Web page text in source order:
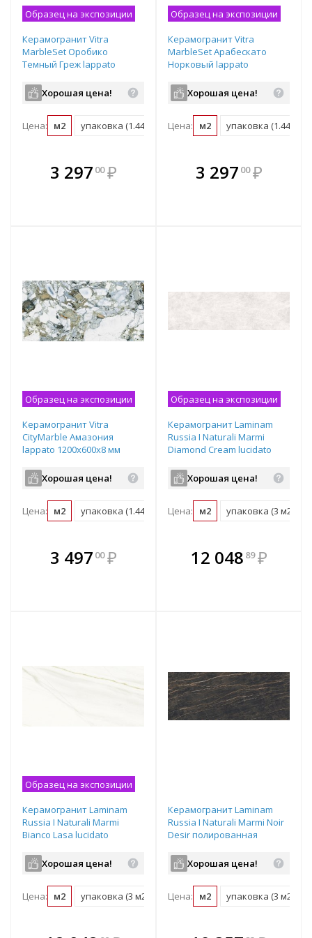
Образец на экспозиции
Керамогранит Vitra
MarbleSet Оробико
Темный Греж lappato
плитка K951333LPR01VTER
Хорошая цена!
Цена: м2 упаковка (1.44 м2)
3 297 00 ₽
В комплекте
всегда выгоднее!
Образец на экспозиции
Керамогранит Vitra
MarbleSet Арабескато
Норковый lappato
плитка K951332LPR01VTER
Хорошая цена!
Цена: м2 упаковка (1.44 м2)
В комплекте
всегда выгоднее!
3 297 00 ₽
Образец на экспозиции
Керамогранит Vitra
CityMarble Амазония
lappato 1200х600х8 мм
K951846LPR01VTER
Хорошая цена!
Цена: м2 упаковка (1.44 м2)
3 497 00 ₽
В комплекте
всегда выгоднее!
Образец на экспозиции
Керамогранит Laminam
Russia I Naturali Marmi
Diamond Cream lucidato
плитка LAMFF00376_IT
Хорошая цена!
Цена: м2 упаковка (3 м2)
В комплекте
всегда выгоднее!
12 048 89 ₽
Образец на экспозиции
Керамогранит Laminam
Russia I Naturali Marmi
Bianco Lasa lucidato
плитка LAMFF00375_IT
Хорошая цена!
Цена: м2 упаковка (3 м2) поддон (39 м2)
Керамогранит Laminam
Russia I Naturali Marmi Noir
Desir полированная
плитка LAMFF00372_IT
Хорошая цена!
Цена: м2 упаковка (3 м2)